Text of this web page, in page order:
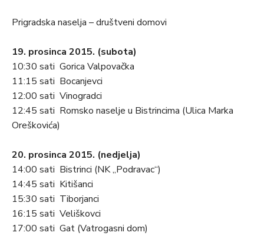
Prigradska naselja – društveni domovi
19. prosinca 2015. (subota)
10:30 sati Gorica Valpovačka
11:15 sati Bocanjevci
12:00 sati Vinogradci
12:45 sati Romsko naselje u Bistrincima (Ulica Marka
Oreškovića)
20. prosinca 2015. (nedjelja)
14:00 sati Bistrinci (NK „Podravac“)
14:45 sati Kitišanci
15:30 sati Tiborjanci
16:15 sati Veliškovci
17:00 sati Gat (Vatrogasni dom)